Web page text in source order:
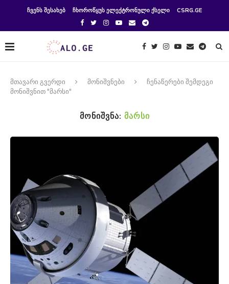
ᲩᲕᲔᲜᲡ ᲨᲔᲡᲐᲮᲔᲑ ᲩᲮᲝᲠᲝᲬᲧᲣᲡ ᲔᲚᲔᲥᲢᲠᲝᲜᲣᲚᲘ ᲥᲡᲔᲚᲘ CSRG.GE
მთავარი გვერდი მონიშვნები
ჩენაწერები შემდეგი
მონიშვნით "მარსი"
ᲛᲝᲜᲘᲨᲕᲜᲐ: ᲛᲐᲠᲡᲘ